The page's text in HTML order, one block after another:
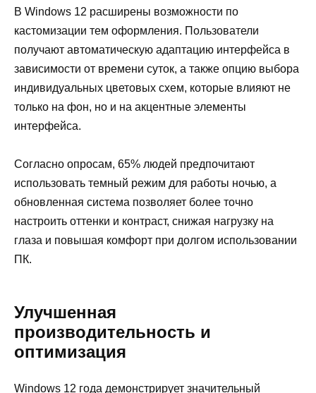
В Windows 12 расширены возможности по
кастомизации тем оформления. Пользователи
получают автоматическую адаптацию интерфейса в
зависимости от времени суток, а также опцию выбора
индивидуальных цветовых схем, которые влияют не
только на фон, но и на акцентные элементы
интерфейса.
Согласно опросам, 65% людей предпочитают
использовать темный режим для работы ночью, а
обновленная система позволяет более точно
настроить оттенки и контраст, снижая нагрузку на
глаза и повышая комфорт при долгом использовании
ПК.
Улучшенная
производительность и
оптимизация
Windows 12 года демонстрирует значительный